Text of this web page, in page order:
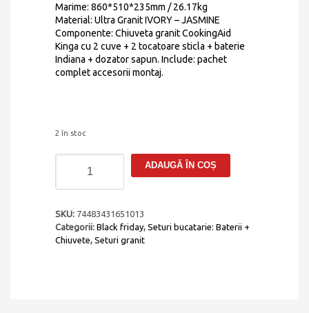
Marime: 860*510*235mm / 26.17kg
Material: Ultra Granit IVORY – JASMINE
Componente: Chiuveta granit CookingAid
Kinga cu 2 cuve + 2 tocatoare sticla + baterie
Indiana + dozator sapun. Include: pachet
complet accesorii montaj.
2 în stoc
bucatarie
granit
dubla
ADAUGĂ ÎN COȘ
SKU: 74483431651013
Categorii: Black friday, Seturi bucatarie: Baterii +
Chiuvete, Seturi granit